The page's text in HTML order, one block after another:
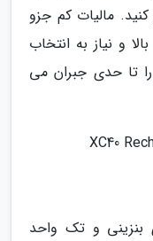
مالیات کم جزو
و نیاز به انتخاب
تا حدی جبران می
لیتری توربوی بنزینی و تک واحد